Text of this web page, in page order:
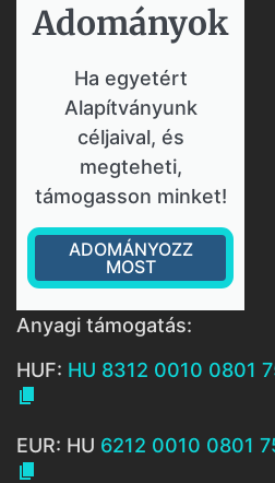
Adományok​
Ha egyetért
Alapítványunk
céljaival, és
megteheti,
támogasson minket!
ADOMÁNYOZZ
MOST
Anyagi támogatás:
HUF: HU 8312 0010 0801

EUR: HU 6212 0010 0801
